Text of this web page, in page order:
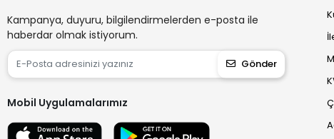
Kampanya, duyuru, bilgilendirmelerden e-posta ile
haberdar olmak istiyorum.
Gönder
Mobil Uygulamalarımız